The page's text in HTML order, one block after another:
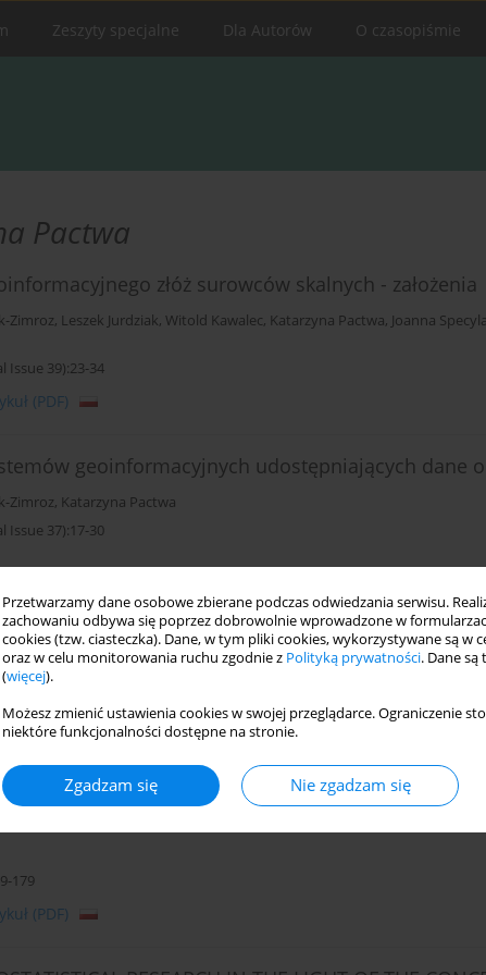
Przetwarzamy dane osobowe zbierane podczas odwiedzania serwisu.
zachowaniu odbywa się poprzez dobrowolnie wprowadzone w
cookies (tzw. ciasteczka). Dane, w tym pliki cookies, wykorzystywane są w
oraz w celu monitorowania ruchu zgodnie z Polityką prywatności. Dane
(więcej).
Możesz zmienić ustawienia cookies w swojej przeglądarce. Ograniczenie
niektóre funkcjonalności dostępne na stronie.
Zgadzam się Nie zgadzam się
Zeszyty specjalne Dla Autorów O czasopiśmie
Pactwa
złóż surowców skalnych - założenia
Zimroz, Leszek Jurdziak, Witold Kawalec, Katarzyna Pactwa, Joanna
Issue 39):23-34
(PDF)
geoinformacyjnych udostępniających dane
Zimroz, Katarzyna Pactwa
Issue 37):17-30
informacyjnych w zakresie dokumentowania
Zimroz
Issue 37):31-40
wykorzystywane w górnictwie - przegląd
179
(PDF)